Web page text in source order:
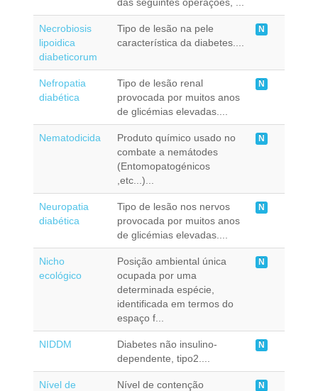
Necrobiosis
lipoidica
diabeticorum
Tipo de lesão na pele
característica da diabetes....
N
Nefropatia
diabética
Tipo de lesão renal
provocada por muitos anos
de glicémias elevadas....
N
Nematodicida
Produto químico usado no
combate a nemátodes
(Entomopatogénicos
,etc...)...
N
Neuropatia
diabética
Tipo de lesão nos nervos
provocada por muitos anos
de glicémias elevadas....
N
Nicho
ecológico
Posição ambiental única
ocupada por uma
determinada espécie,
identificada em termos do
espaço f...
N
NIDDM
Diabetes não insulino-
dependente, tipo2....
N
Nível de
Nível de contenção
N